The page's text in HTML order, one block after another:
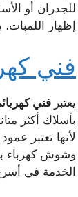
للجدران أو
إظهار
فني
يعتبر فني
بأسلاك أكثر
لأنها تعتبر
وشوش كهرباء
الخدمة في